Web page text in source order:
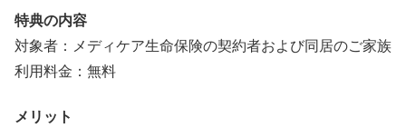
特典の内容
対象者：メディケア生命保険の契約者および同居のご家族
利用料金：無料
メリット